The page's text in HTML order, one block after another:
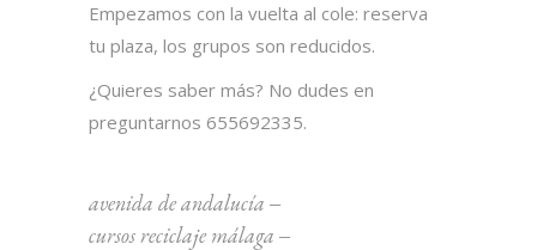
Empezamos con la vuelta al cole: reserva
tu plaza, los grupos son reducidos.
¿Quieres saber más? No dudes en
preguntarnos 655692335.
avenida de andalucía ‒
cursos reciclaje málaga ‒